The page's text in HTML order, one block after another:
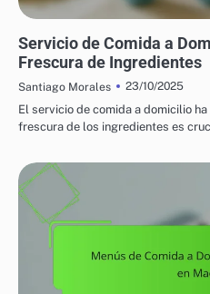
Servicio de Comida a
Frescura de Ingredientes
Santiago Morales
23/10/2025
El servicio de comida a domicilio
frescura de los ingredientes es